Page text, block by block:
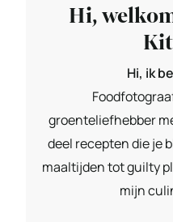
Hi,
Hi, ik
groenteliefhebber
deel recepten die je
maaltijden tot guilty
mijn